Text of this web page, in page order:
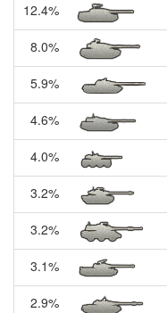
12.4%
8.0%
5.9%
4.6%
4.0%
3.2%
3.2%
3.1%
2.9%